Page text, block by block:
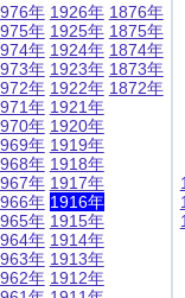
年
年
年
年
年
年
年
年
年
年
年
年
年
年
年
1926年
1925年
1924年
1923年
1922年
1921年
1920年
1919年
1918年
1917年
1916年
1915年
1914年
1913年
1912年
1876年
1875年
1874年
1873年
1872年